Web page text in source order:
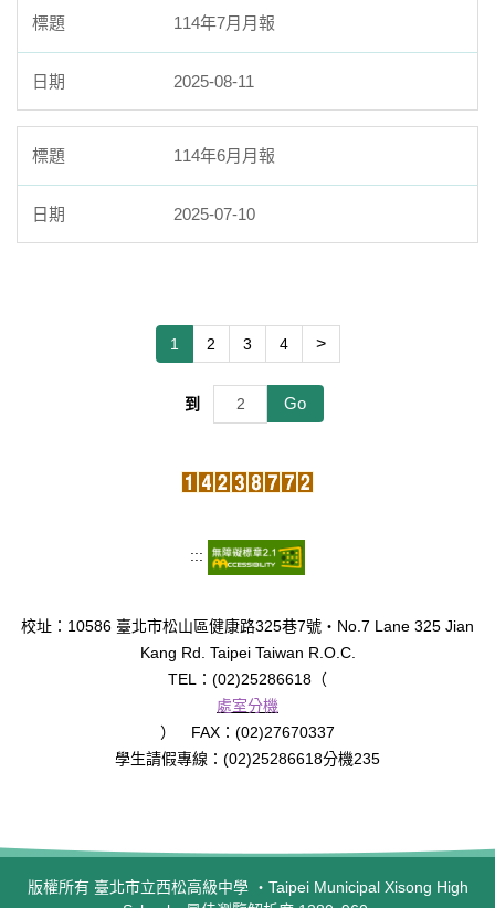
114年7月月報
2025-08-11
114年6月月報
2025-07-10
1 2 3 4 >
到 Go
:::
校址：10586 臺北市松山區健康路325巷7號‧No.7 Lane 325 Jian
Kang Rd. Taipei Taiwan R.O.C.
TEL：(02)25286618（
處室分機
） FAX：(02)27670337
學生請假專線：(02)25286618分機235
版權所有 臺北市立西松高級中學 ‧Taipei Municipal Xisong High